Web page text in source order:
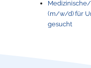
(m/w/d) für
gesucht